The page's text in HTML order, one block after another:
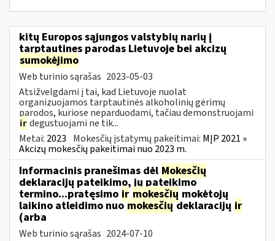
kitų Europos sąjungos valstybių narių į
tarptautines parodas Lietuvoje bei akcizų
sumokėjimo
Web turinio sąrašas 2023-05-03
Atsižvelgdami į tai, kad Lietuvoje nuolat
organizuojamos tarptautinės alkoholinių gėrimų
parodos, kuriose neparduodami, tačiau demonstruojami
irdegustuojami ne tik...
Metai: 2023 Mokesčių įstatymų pakeitimai: MĮP 2021 »
Akcizų mokesčių pakeitimai nuo 2023 m.
Informacinis pranešimas dėl Mokesčių
deklaracijų pateikimo, jų pateikimo
termino...pratęsimo ir mokesčių mokėtojų
laikino atleidimo nuomokesčiųdeklaracijų ir
(arba
Web turinio sąrašas 2024-07-10